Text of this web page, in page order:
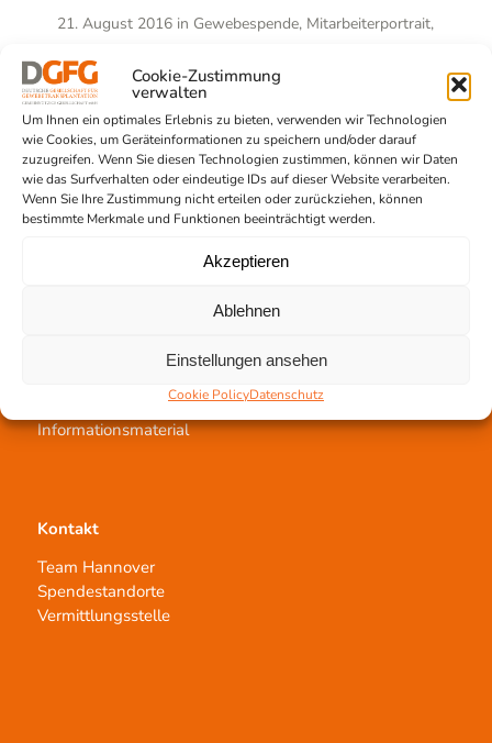
Cookie-Zustimmung
verwalten
Um Ihnen ein optimales Erlebnis zu bieten, verwenden wir Technologien
wie Cookies, um Geräteinformationen zu speichern und/oder darauf
zuzugreifen. Wenn Sie diesen Technologien zustimmen, können wir Daten
wie das Surfverhalten oder eindeutige IDs auf dieser Website verarbeiten.
Wenn Sie Ihre Zustimmung nicht erteilen oder zurückziehen, können
bestimmte Merkmale und Funktionen beeinträchtigt werden.
Akzeptieren
Ablehnen
Einstellungen ansehen
Cookie PolicyDatenschutz
21. August 2016 in Gewebespende, Mitarbeiterportrait,
DeutscheGesellschaftfuerGewebetransplantation
Seite 17 von 17
« ‹ 15 16 17
Informationsmaterial
Kontakt
Team Hannover
Spendestandorte
Vermittlungsstelle